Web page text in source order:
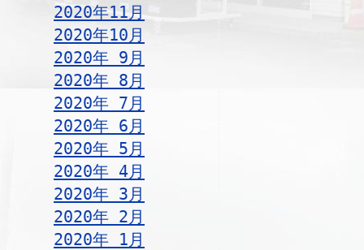
2020年11月
2020年10月
2020年 9月
2020年 8月
2020年 7月
2020年 6月
2020年 5月
2020年 4月
2020年 3月
2020年 2月
2020年 1月